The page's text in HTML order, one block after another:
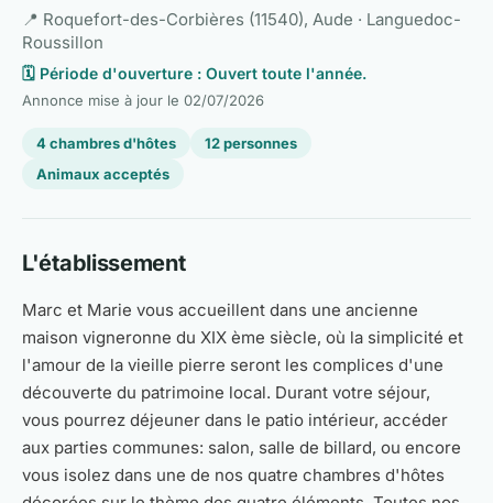
📍 Roquefort-des-Corbières (11540), Aude · Languedoc-
Roussillon
🗓️ Période d'ouverture : Ouvert toute l'année.
Annonce mise à jour le 02/07/2026
4 chambres d'hôtes
12 personnes
Animaux acceptés
L'établissement
Marc et Marie vous accueillent dans une ancienne
maison vigneronne du XIX ème siècle, où la simplicité et
l'amour de la vieille pierre seront les complices d'une
découverte du patrimoine local. Durant votre séjour,
vous pourrez déjeuner dans le patio intérieur, accéder
aux parties communes: salon, salle de billard, ou encore
vous isolez dans une de nos quatre chambres d'hôtes